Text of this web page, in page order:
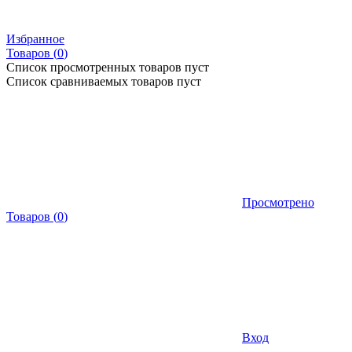
Избранное
Товаров (0)
Список просмотренных товаров пуст
Список сравниваемых товаров пуст
Просмотрено
Товаров (0)
Вход